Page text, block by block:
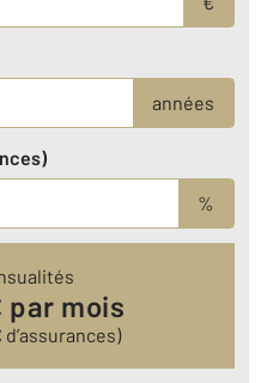
années
%
par mois
d’assurances)